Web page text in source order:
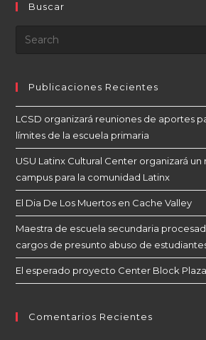
Buscar
Publicaciones Recientes
LCSD organizará reuniones de aportes
límites de la escuela primaria
USU Latinx Cultural Center organizará
campus para la comunidad Latinx
El Dia De Los Muertos en Cache Valley
Maestra de escuela secundaria
cargos de presunto abuso de
El esperado proyecto Center Block
Comentarios Recientes